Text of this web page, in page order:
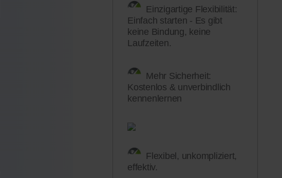
Einzigartige Flexibilität:
Einfach starten - Es gibt
keine Bindung, keine
Laufzeiten.
Mehr Sicherheit:
Kostenlos & unverbindlich
kennenlernen
Flexibel, unkompliziert,
effektiv.